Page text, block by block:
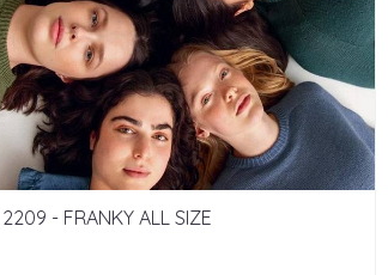
2209 - FRANKY ALL SIZE